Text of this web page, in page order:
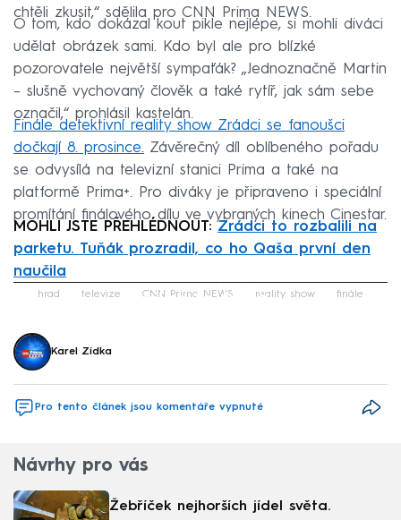
chtěli zkusit,“ sdělila pro CNN Prima NEWS.
O tom, kdo dokázal kout pikle nejlépe, si mohli diváci
udělat obrázek sami. Kdo byl ale pro blízké
pozorovatele největší sympaťák? „Jednoznačně Martin
– slušně vychovaný člověk a také rytíř, jak sám sebe
označil,“ prohlásil kastelán.
Finále detektivní reality show Zrádci se fanoušci
dočkají 8. prosince. Závěrečný díl oblíbeného pořadu
se odvysílá na televizní stanici Prima a také na
platformě Prima+. Pro diváky je připraveno i speciální
promítání finálového dílu ve vybraných kinech Cinestar.
MOHLI JSTE PŘEHLÉDNOUT:Zrádci to rozbalili na
parketu. Tuňák prozradil, co ho Qaša první den
naučila
Failed to fetch
hrad televize CNN Prima NEWS reality show finále
Karel Zídka
Pro tento článek jsou komentáře vypnuté
Návrhy pro vás
Žebříček nejhorších jídel světa.